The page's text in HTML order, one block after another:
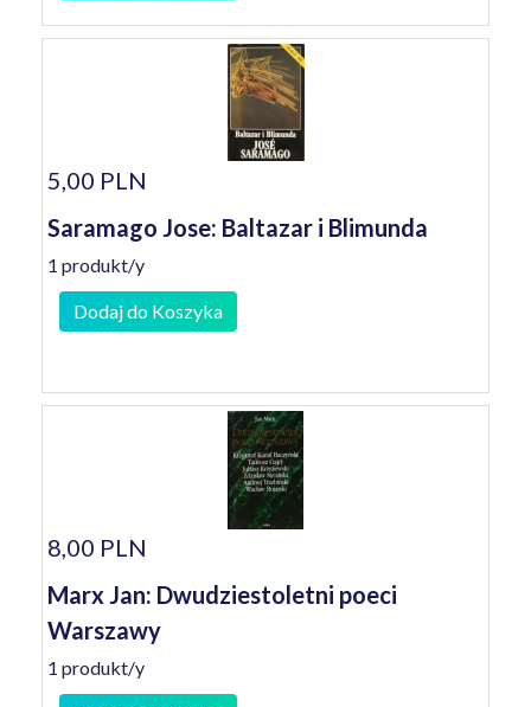
5,00 PLN
Saramago Jose: Baltazar i Blimunda
1 produkt/y
Dodaj do Koszyka
8,00 PLN
Marx Jan: Dwudziestoletni poeci
Warszawy
1 produkt/y